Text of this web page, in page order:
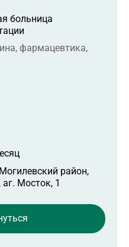
больница
фармацевтика,
район,
Мосток, 1